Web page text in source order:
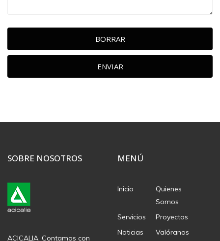
BORRAR
ENVIAR
SOBRE NOSOTROS
ACICALIA. Contamos con
MENÚ
Inicio
Quienes
Somos
Servicios
Proyectos
Noticias
Valóranos